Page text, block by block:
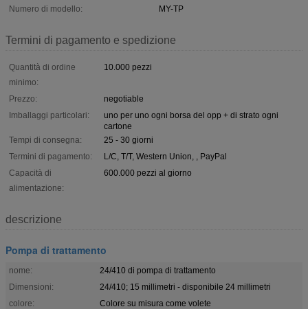
Numero di modello:
MY-TP
Termini di pagamento e spedizione
Quantità di ordine
minimo:
10.000 pezzi
Prezzo:
negotiable
Imballaggi particolari:
uno per uno ogni borsa del opp + di strato ogni
cartone
Tempi di consegna:
25 - 30 giorni
Termini di pagamento:
L/C, T/T, Western Union, , PayPal
Capacità di
alimentazione:
600.000 pezzi al giorno
descrizione
Pompa di trattamento
nome:
24/410 di pompa di trattamento
Dimensioni:
24/410; 15 millimetri - disponibile 24 millimetri
colore:
Colore su misura come volete